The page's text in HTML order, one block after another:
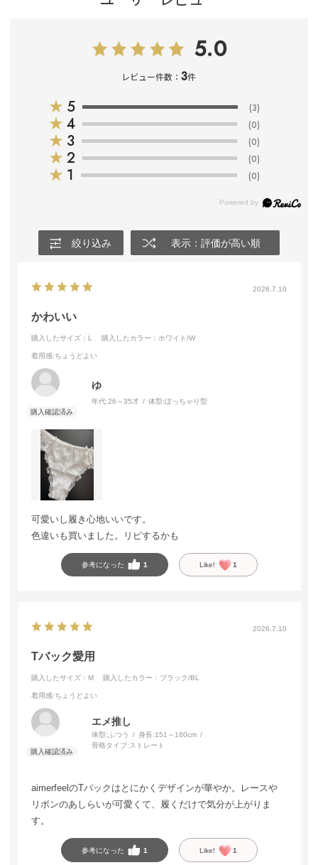
5.0
レビュー件数：3件
★ 5 (3)
★ 4 (0)
★ 3 (0)
★ 2 (0)
★ 1 (0)
絞り込み 表示：評価が高い順
2026.7.10
かわいい
購入したサイズ：L 購入したカラー：ホワイト/W
着用感:ちょうどよい
ゆ
年代:26～35才 体型:ぽっちゃり型
可愛いし履き心地いいです。
色違いも買いました。リピするかも
参考になった 1 Like! 1
2026.7.10
Tバック愛用
購入したサイズ：M 購入したカラー：ブラック/BL
着用感:ちょうどよい
エメ推し
体型:ふつう 身長:151～160cm
骨格タイプ:ストレート
aimerfeelのTバックはとにかくデザインが華やか。レースや
リボンのあしらいが可愛くて、履くだけで気分が上がりま
す。
参考になった 1 Like! 1